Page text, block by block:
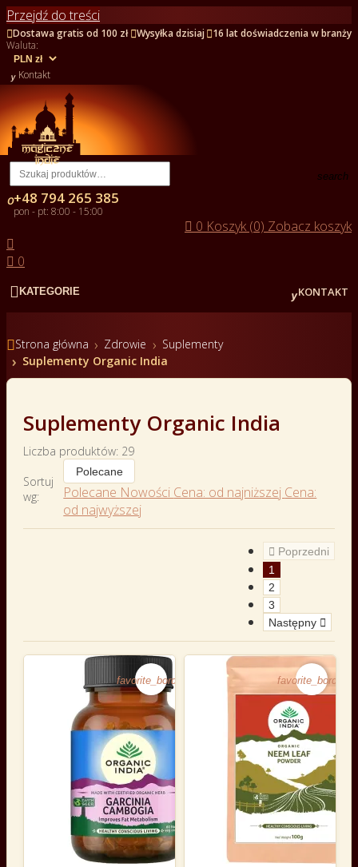
Przejdź do treści
Dostawa gratis od 100 zł Wysyłka dzisiaj 16 lat doświadczenia w branży
Waluta:
 Kontakt
search
+48 794 265 385
pon - pt: 8:00 - 15:00
 0 Koszyk (0) Zobacz koszyk

 0
 KATEGORIE KONTAKT
Strona główna Zdrowie
Suplementy
Suplementy Organic India
Suplementy Organic India
Liczba produktów: 29
Sortuj
wg:
Polecane
Polecane Nowości Cena: od najniższej Cena:
od najwyższej
 Poprzedni
1
2
3
Następny 
favorite_border favorite_border